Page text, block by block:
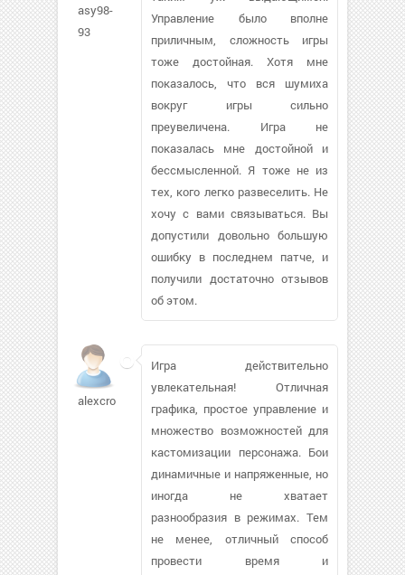
asy98-
93
Управление было вполне
приличным, сложность игры
тоже достойная. Хотя мне
показалось, что вся шумиха
вокруг игры сильно
преувеличена. Игра не
показалась мне достойной и
бессмысленной. Я тоже не из
тех, кого легко развеселить. Не
хочу с вами связываться. Вы
допустили довольно большую
ошибку в последнем патче, и
получили достаточно отзывов
об этом.
alexcroix
Игра действительно
увлекательная! Отличная
графика, простое управление и
множество возможностей для
кастомизации персонажа. Бои
динамичные и напряженные, но
иногда не хватает
разнообразия в режимах. Тем
не менее, отличный способ
провести время и